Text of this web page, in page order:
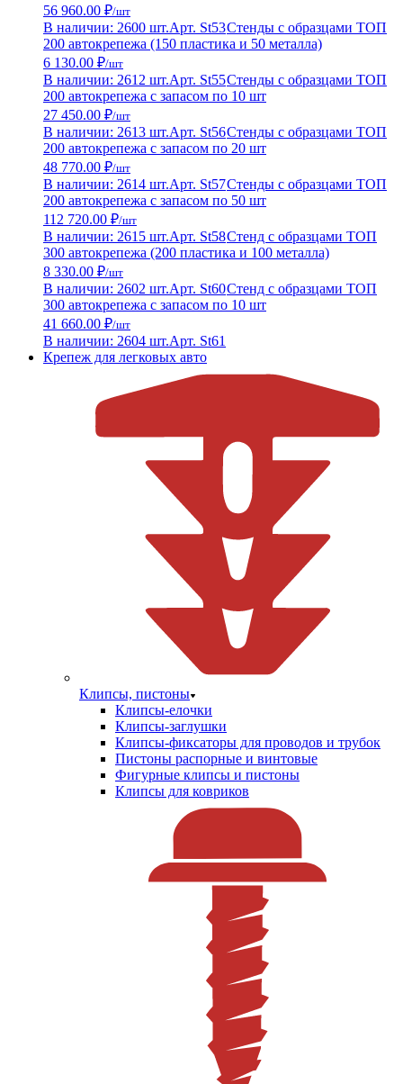
56 960.00 ₽/шт
В наличии: 2600 шт.Арт. St53Стенды с образцами ТОП
200 автокрепежа (150 пластика и 50 металла)
6 130.00 ₽/шт
В наличии: 2612 шт.Арт. St55Стенды с образцами ТОП
200 автокрепежа с запасом по 10 шт
27 450.00 ₽/шт
В наличии: 2613 шт.Арт. St56Стенды с образцами ТОП
200 автокрепежа с запасом по 20 шт
48 770.00 ₽/шт
В наличии: 2614 шт.Арт. St57Стенды с образцами ТОП
200 автокрепежа с запасом по 50 шт
112 720.00 ₽/шт
В наличии: 2615 шт.Арт. St58Стенд с образцами ТОП
300 автокрепежа (200 пластика и 100 металла)
8 330.00 ₽/шт
В наличии: 2602 шт.Арт. St60Стенд с образцами ТОП
300 автокрепежа с запасом по 10 шт
41 660.00 ₽/шт
В наличии: 2604 шт.Арт. St61
Крепеж для легковых авто
Клипсы, пистоны
Клипсы-елочки
Клипсы-заглушки
Клипсы-фиксаторы для проводов и трубок
Пистоны распорные и винтовые
Фигурные клипсы и пистоны
Клипсы для ковриков